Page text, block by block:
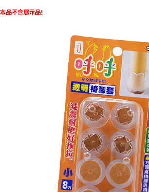
※ 請注意：結帳手續完成當下不需立刻繳費，但若您
※ 交易是否成功請以「AFTEE先享後付 」之結帳頁
是否繳費成功／繳費後需取消欲退款等相關疑問，請
https://netprotections.freshdesk.com/
１．透過由恩沛科技股份有限公司提供之「AFTEE先
易，需依本服務之必要範圍內提供個人資料，並將交
權轉讓予恩沛科技股份有限公司。
２．關於個人資料處理事宜，請瀏覽以下網址：
https://aftee.tw/terms/#terms3
３．未成年的使用者請事先徵得法定代理人或監護人
「AFTEE先享後付」，若未經同意申辦者引起之損失
４．使用「AFTEE先享後付」時，將依據個別帳號之
時審查核予不同之上限額度；若仍有額度不足之情形
請求用戶進行身份認證。
５．嚴禁一人註冊多個帳號或使用他人資訊註冊。若
恩沛科技股份有限公司將有權停止該用戶之使用額度
每筆NT$100，滿NT$1,000(含以上)免運費
每筆NT$60，滿NT$490(含以上)免運費
每筆NT$100，滿NT$1,000(含以上)免運費
本島宅配1~2天後到
每筆NT$80，滿NT$490(含以上)免運費
每筆NT$150，滿NT$3,000(含以上)免運費
每筆NT$150，滿NT$3,000(含以上)免運費
本品不含展示品!